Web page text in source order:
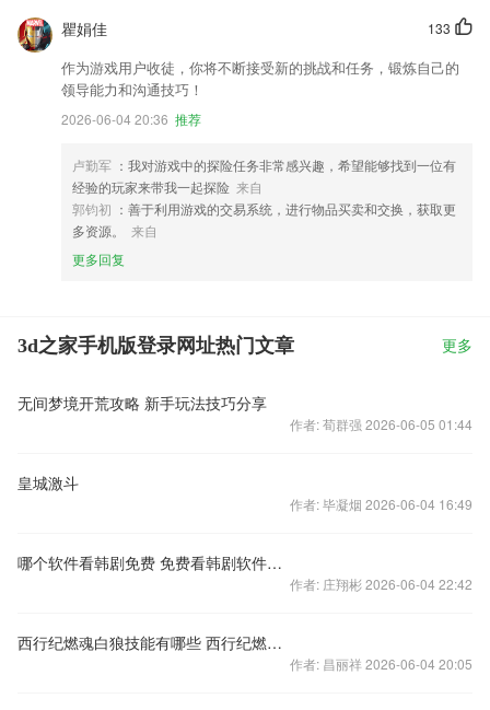
133
瞿娟佳
作为游戏用户收徒，你将不断接受新的挑战和任务，锻炼自己的
领导能力和沟通技巧！
2026-06-04 20:36 推荐
卢勤军 ：我对游戏中的探险任务非常感兴趣，希望能够找到一位有
经验的玩家来带我一起探险 来自
郭钧初 ：善于利用游戏的交易系统，进行物品买卖和交换，获取更
多资源。
来自
更多回复
3d之家手机版登录网址热门文章 更多
无间梦境开荒攻略 新手玩法技巧分享
作者: 荀群强 2026-06-05 01:44
皇城激斗
作者: 毕凝烟 2026-06-04 16:49
哪个软件看韩剧免费 免费看韩剧软件排行榜
作者: 庄翔彬 2026-06-04 22:42
西行纪燃魂白狼技能有哪些 西行纪燃魂白狼技能属性介绍
作者: 昌丽祥 2026-06-04 20:05